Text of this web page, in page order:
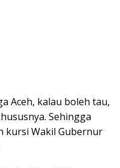
Aceh, kalau boleh tau,
Sehingga
kursi Wakil Gubernur